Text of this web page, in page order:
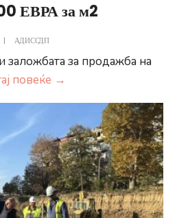
ЕВРА за м2
| АДИССДП
за продажба на
повеќе →
Битола
ќе
се
продаваат
по